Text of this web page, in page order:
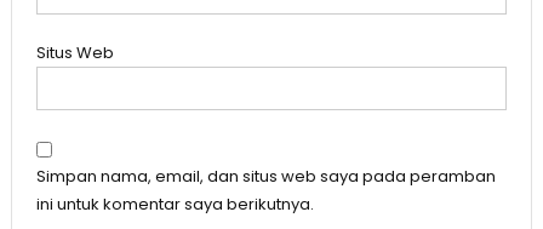
Situs Web
Simpan nama, email, dan situs web saya pada peramban
ini untuk komentar saya berikutnya.